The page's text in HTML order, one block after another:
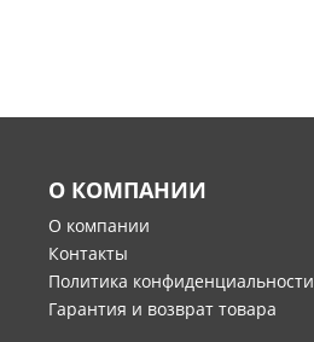
О КОМПАНИИ
О компании
Контакты
Политика конфиденциальности
Гарантия и возврат товара